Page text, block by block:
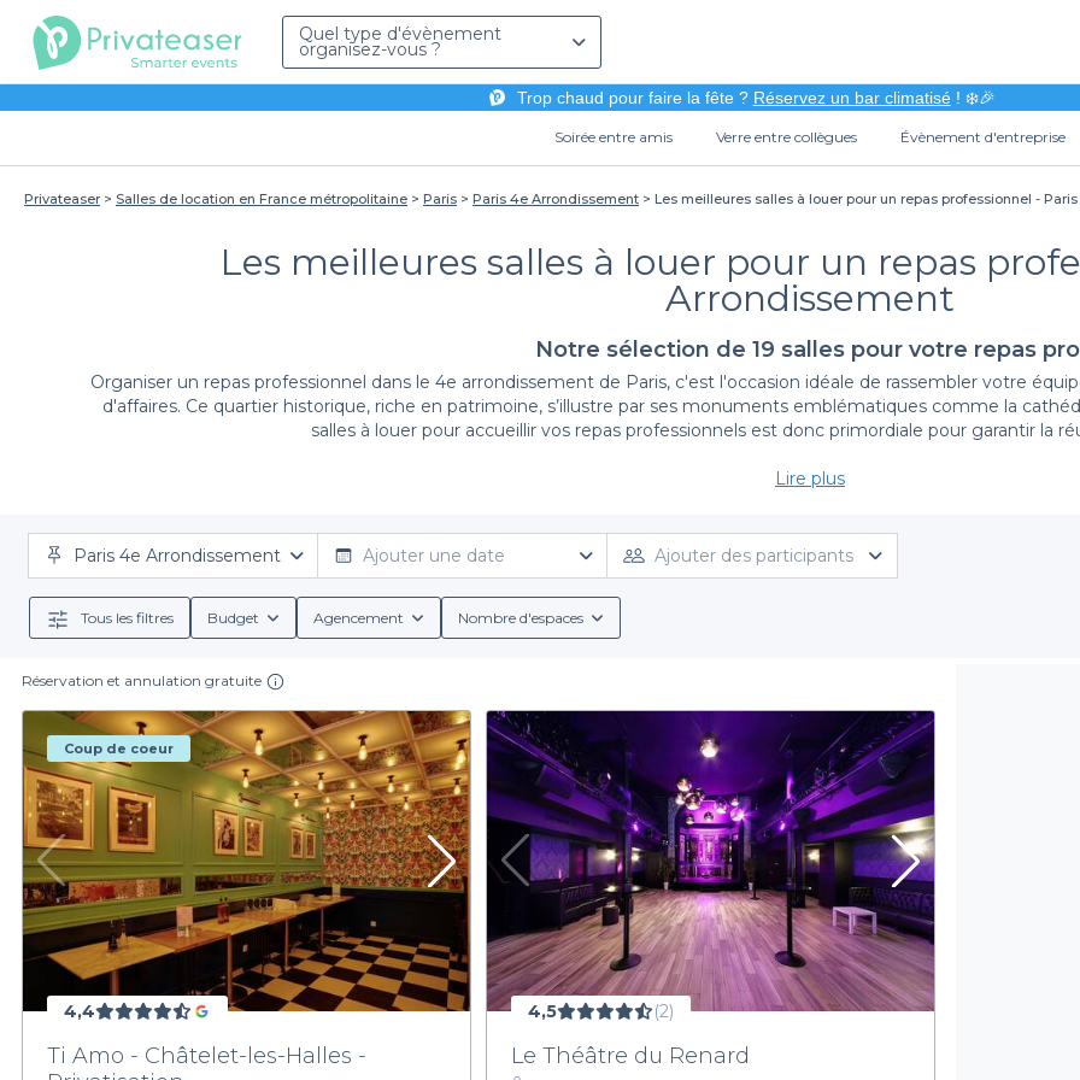
Quel type d'évènement
organisez-vous ?
Trop chaud pour faire la fête ? Réservez un bar climatisé! ❄️🎉
Soirée entre amis Verre entre collègues Évènement d'entreprise
Privateaser Salles de location en France métropolitaine Paris Paris 4e Arrondissement Les meilleures salles à louer pour un repas professionnel -
Les meilleures salles à louer pour un repas
Arrondissement
Notre sélection de 19 salles pour votre repas
Organiser un repas professionnel dans le 4e arrondissement de Paris, c'est l'occasion idéale de rassembler votre
d'affaires. Ce quartier historique, riche en patrimoine, s’illustre par ses monuments emblématiques comme la
salles à louer pour accueillir vos repas professionnels est donc primordiale pour garantir la
Grâce à notre plateforme, nous vous facilitons la tâche en vous proposant un large éventail desalles à louer
des options variées, adaptées à toutes vos exigences. Que vous souhaitiez une ambiance formelle ou
attentes.
En plus de la diversité des établissements, Privateaservous offre des informations détaillées sur chaque salle,
Optez pour un repas d'affaires réussi
Ne laissez pas le hasard décider du succès de votre événement professionnel. En choisissant une salle à louer via
efficace. Nos établissements sont sélectionnés avec soin pour garantir une expérience inoubliable à vos convives.
toutes les chances de votre côté.
N'attendez plus pour réserver la salle idéale pour votre repas professionnel et découvrez dès maintenant toutes
premier pas vers un événement mémorable en visitantPrivateaseret en explorant la sélection des meilleures
Lire plus
Paris 4e Arrondissement Ajouter une date Ajouter des participants
Tous les filtres Budget Agencement Nombre d'espaces
Réservation et annulation gratuite
Coup de coeur
4,4
Ti Amo - Châtelet-les-Halles -
4,5 (2)
Le Théâtre du Renard